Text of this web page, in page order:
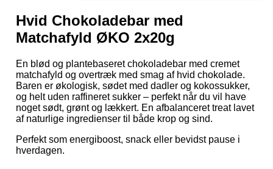
Hvid Chokoladebar med
Matchafyld ØKO 2x20g
En blød og plantebaseret chokoladebar med cremet
matchafyld og overtræk med smag af hvid chokolade.
Baren er økologisk, sødet med dadler og kokossukker,
og helt uden raffineret sukker – perfekt når du vil have
noget sødt, grønt og lækkert. En afbalanceret treat lavet
af naturlige ingredienser til både krop og sind.
Perfekt som energiboost, snack eller bevidst pause i
hverdagen.